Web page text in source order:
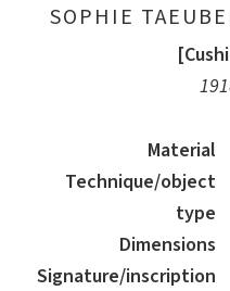
SOPHIE
Material
Technique/object
type
Dimensions
Signature/inscription